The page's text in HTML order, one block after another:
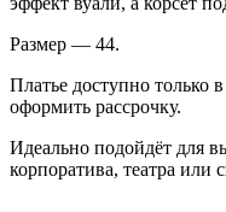
Размер — 44.
Платье доступно только
оформить рассрочку.
Идеально подойдёт для
корпоратива, театра или